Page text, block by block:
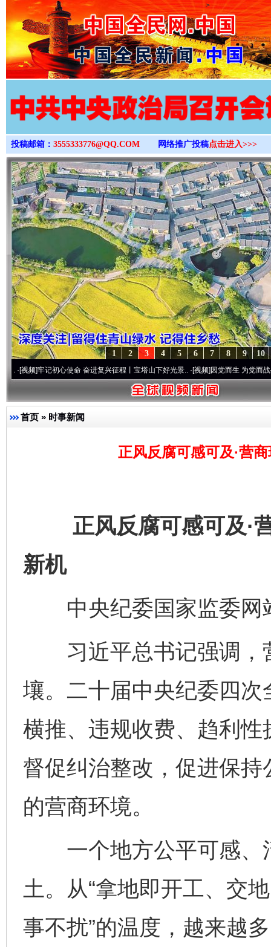
>
投稿邮箱： 3555333776@QQ.COM 网络推广投稿点击进入>>>
10
9
8
7
6
5
4
3
2
1
牢记初心使命 奋进复兴征程丨宝塔山下好光景..·[视频]因党而生 为党而战——百年“
首页 » 时事新闻
正风反腐可感可及·营
正风反腐可感可及·营
新机
中央纪委国家监委网
习近平总书记强调，
壤。二十届中央纪委四
横推、违规收费、趋利
督促纠治整改，促进保
的营商环境。
一个地方公平可感、
土。从“拿地即开工、交
事不扰”的温度，越来越